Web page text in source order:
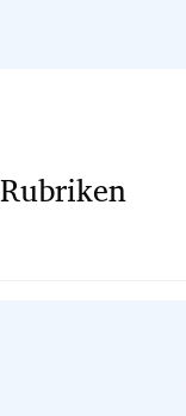
Rubriken